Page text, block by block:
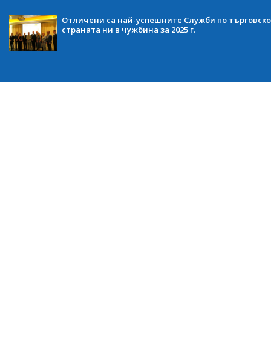
Отличени са най-успешните Служби по
страната ни в чужбина за 2025 г.